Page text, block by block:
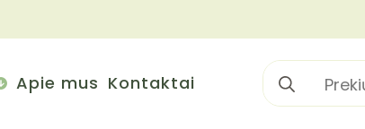
Apie mus Kontaktai
Search
for: